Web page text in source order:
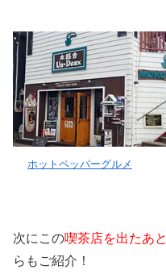
ホットペッパーグルメ
次にこの喫茶店を出たあ
らもご紹介！